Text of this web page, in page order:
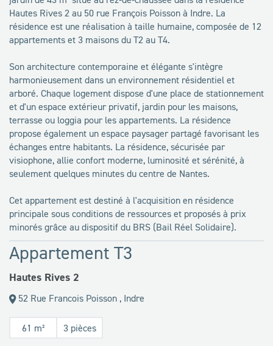
Hautes Rives 2 au 50 rue François Poisson à Indre. La
résidence est une réalisation à taille humaine, composée de 12
appartements et 3 maisons du T2 au T4.
Son architecture contemporaine et élégante s'intègre
harmonieusement dans un environnement résidentiel et
arboré. Chaque logement dispose d'une place de stationnement
et d'un espace extérieur privatif, jardin pour les maisons,
terrasse ou loggia pour les appartements. La résidence
propose également un espace paysager partagé favorisant les
échanges entre habitants. La résidence, sécurisée par
visiophone, allie confort moderne, luminosité et sérénité, à
seulement quelques minutes du centre de Nantes.
Cet appartement est destiné à l'acquisition en résidence
principale sous conditions de ressources et proposés à prix
minorés grâce au dispositif du BRS (Bail Réel Solidaire).
Appartement T3
Hautes Rives 2
52 Rue Francois Poisson , Indre
61 m² 3 pièces